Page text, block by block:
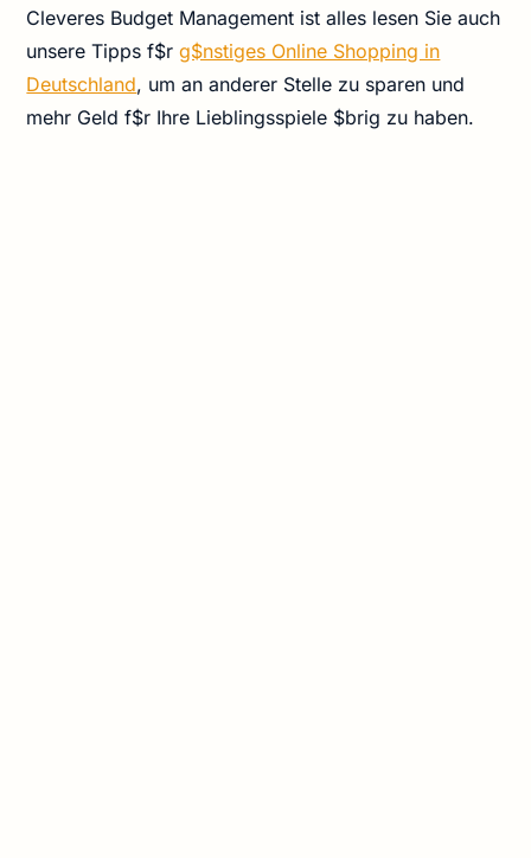
Cleveres Budget Management ist alles lesen Sie auch
unsere Tipps f$rg$nstiges Online Shopping in
Deutschland, um an anderer Stelle zu sparen und
mehr Geld f$r Ihre Lieblingsspiele $brig zu haben.